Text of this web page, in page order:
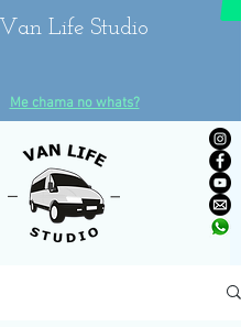
Van Life Studio
Me chama no whats?